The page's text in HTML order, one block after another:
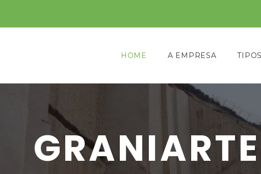
HOME A EMPRESA
GRANIARTE